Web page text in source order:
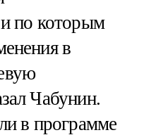
и по которым
в
Чабунин.
в программе